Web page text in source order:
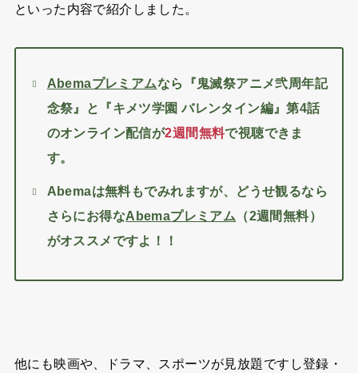
といった内容で紹介しました。
Abemaプレミアムなら『鬼滅祭アニメ弐周年記
念祭』と『キメツ学園 バレンタイン編』第4話
のオンライン配信が2週間無料で視聴できま
す。
Abemaは無料もでみれますが、どうせ観るなら
さらにお得なAbemaプレミアム
（2週間無料）
がオススメですよ！！
他にも映画や、ドラマ、スポーツが見放題ですし登録・